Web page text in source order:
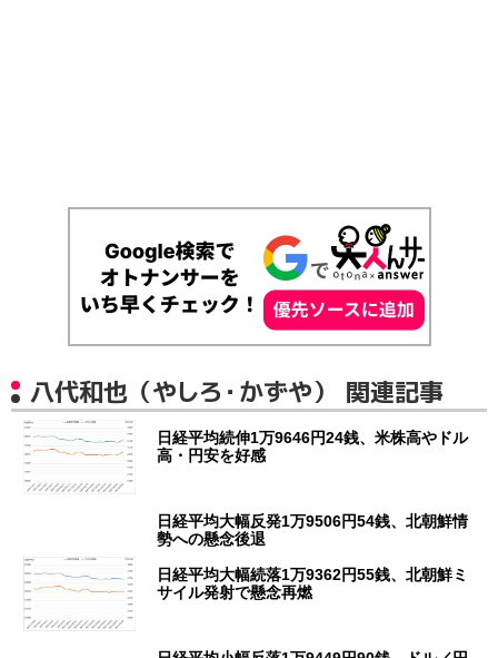
八代和也（やしろ・かずや） 関連記事
日経平均続伸1万9646円24銭、米株高やドル
高・円安を好感
日経平均大幅反発1万9506円54銭、北朝鮮情
勢への懸念後退
日経平均大幅続落1万9362円55銭、北朝鮮ミ
サイル発射で懸念再燃